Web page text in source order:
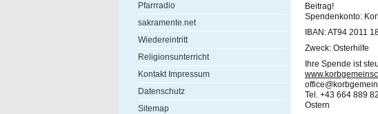
Pfarrradio
sakramente.net
Wiedereintritt
Religionsunterricht
Kontakt Impressum
Datenschutz
Sitemap
Beitrag!
Spendenkonto:
IBAN: AT94 2011
Zweck: Osterhilfe
Ihre Spende ist
Tel. +43 664 889
Ostern